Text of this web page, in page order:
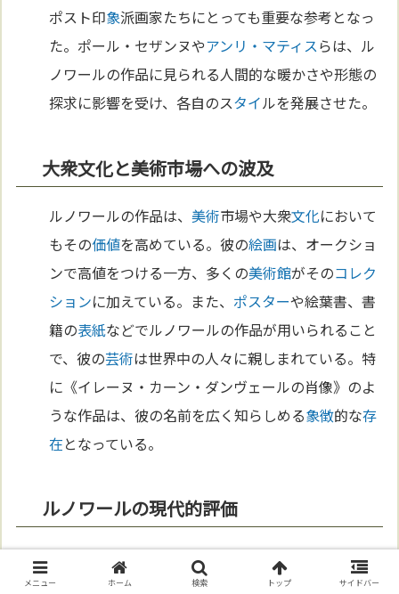
ポスト印象派画家たちにとっても重要な参考となっ
た。ポール・セザンヌやアンリ・マティスらは、ル
ノワールの作品に見られる人間的な暖かさや形態の
探求に影響を受け、各自のスタイルを発展させた。
大衆文化と美術市場への波及
ルノワールの作品は、美術市場や大衆文化において
もその価値を高めている。彼の絵画は、オークショ
ンで高値をつける一方、多くの美術館がそのコレク
ションに加えている。また、 ポスターや絵葉書、書
籍の表紙などでルノワールの作品が用いられること
で、彼の芸術は世界中の人々に親しまれている。特
に《イレーヌ・カーン・ダンヴェールの肖像》のよ
うな作品は、彼の名前を広く知らしめる象徴的な存
在となっている。
ルノワールの現代的評価
ルノワールの作品は現代においても高く評価されて
いる。その理由は、彼の描いた人間味あふれるテー
メニュー ホーム 検索 トップ サイドバー